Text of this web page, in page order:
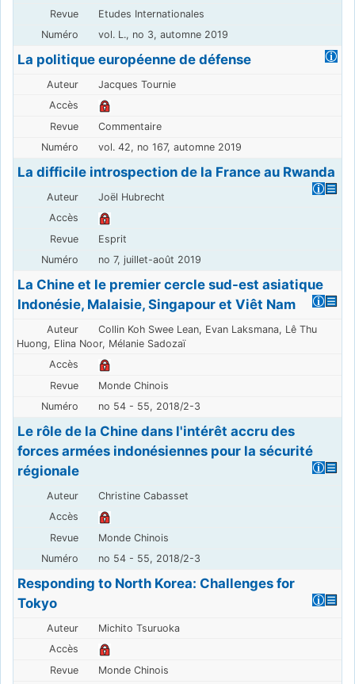
Etudes Internationales
vol. L., no 3, automne 2019
La politique européenne de défense
Jacques Tournie
Commentaire
vol. 42, no 167, automne 2019
La difficile introspection de la France au Rwanda
Joël Hubrecht
Esprit
no 7, juillet-août 2019
La Chine et le premier cercle sud-est asiatique
Indonésie, Malaisie, Singapour et Viêt Nam
Collin Koh Swee Lean, Evan Laksmana, Lê Thu
Huong, Elina Noor, Mélanie Sadozaï
Monde Chinois
no 54 - 55, 2018/2-3
Le rôle de la Chine dans l'intérêt accru des
forces armées indonésiennes pour la sécurité
régionale
Christine Cabasset
Monde Chinois
no 54 - 55, 2018/2-3
Responding to North Korea: Challenges for
Tokyo
Michito Tsuruoka
Monde Chinois